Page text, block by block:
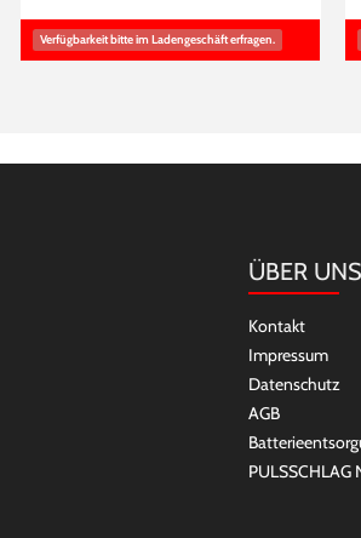
Verfügbarkeit bitte im Ladengeschäft erfragen.
ÜBER UNS
Kontakt
Impressum
Datenschutz
AGB
PULSSCHLAG